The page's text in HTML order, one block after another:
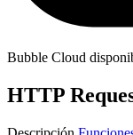
Bubble Cloud
HTTP